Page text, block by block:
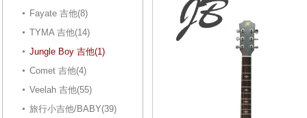
Fayate 吉他(8)
TYMA 吉他(14)
Jungle Boy 吉他(1)
Comet 吉他(4)
Veelah 吉他(55)
旅行小吉他/BABY(39)